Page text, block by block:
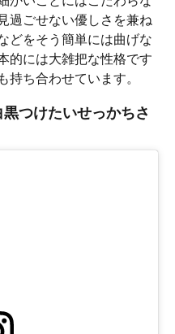
過ごせない優しさを兼ね
どをそう簡単には曲げな
的には大雑把な性格です
ち合わせています。
つけたいせっかちさ